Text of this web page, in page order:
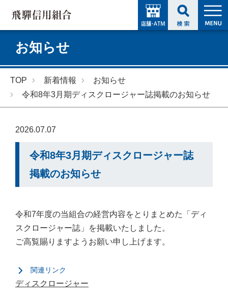
お知らせ
TOP 新着情報
お知らせ
令和8年3月期ディスクロージャー誌掲載のお知らせ
2026.07.07
令和8年3月期ディスクロージャー誌
掲載のお知らせ
令和7年度の当組合の経営内容をとりまとめた「ディ
スクロージャー誌」を掲載いたしました。
ご高覧賜りますようお願い申し上げます。
関連リンク
ディスクロージャー